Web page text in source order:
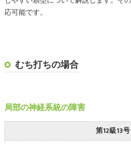
応可能です。
むち打ちの場合
局部の神経系統の障害
第12級13号